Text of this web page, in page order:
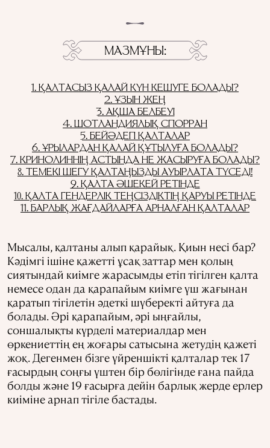
МАЗМҰНЫ
1. ҚАЛТАСЫЗ ҚАЛАЙ КҮН КЕШУГЕ БОЛАДЫ?
2. ҰЗЫН ЖЕҢ
3. АҚША БЕЛБЕУІ
4. ШОТЛАНДИЯЛЫҚ СПОРРАН
5. БЕЙӘДЕП ҚАЛТАЛАР
6. ҰРЫЛАРДАН ҚАЛАЙ ҚҰТЫЛУҒА БОЛАДЫ?
7. КРИНОЛИННІҢ АСТЫНДА НЕ ЖАСЫРУҒА БОЛАДЫ?
8. ТЕМЕКІ ШЕГУ ҚАЛТАҢЫЗДЫ АУЫРЛАТА ТҮСЕДІ!
9. ҚАЛТА ӘШЕКЕЙ РЕТІНДЕ
10. ҚАЛТА ГЕНДЕРЛІК ТЕҢСІЗДІКТІҢ ҚАРУЫ РЕТІНДЕ
11. БАРЛЫҚ ЖАҒДАЙЛАРҒА АРНАЛҒАН ҚАЛТАЛАР
Мысалы, қалтаны алып қарайық. Қиын несі бар?
Кәдімгі ішіне қажетті ұсақ заттар мен қолың
сиятындай киімге жарасымды етіп тігілген қалта
немесе одан да қарапайым киімге үш жағынан
қаратып тігілетін әдеткі шүберекті айтуға да
болады. Әрі қарапайым, әрі ыңғайлы,
соншалықты күрделі материалдар мен
өркениеттің ең жоғары сатысына жетудің қажеті
жоқ. Дегенмен бізге үйреншікті қалталар тек 17
ғасырдың соңғы үштен бір бөлігінде ғана пайда
болды және 19 ғасырға дейін барлық жерде ерлер
киіміне арнап тігіле бастады.